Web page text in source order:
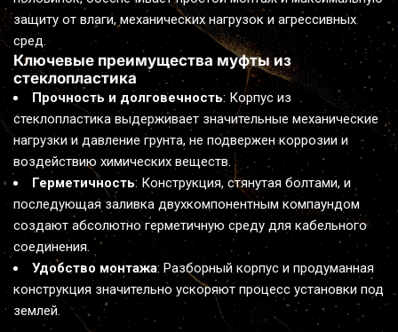
защиту от влаги, механических нагрузок и агрессивных
сред.
Ключевые преимущества муфты из
стеклопластика
Прочность и долговечность: Корпус из
стеклопластика выдерживает значительные механические
нагрузки и давление грунта, не подвержен коррозии и
воздействию химических веществ.
Герметичность: Конструкция, стянутая болтами, и
последующая заливка двухкомпонентным компаундом
создают абсолютно герметичную среду для кабельного
соединения.
Удобство монтажа: Разборный корпус и продуманная
конструкция значительно ускоряют процесс установки под
землей.